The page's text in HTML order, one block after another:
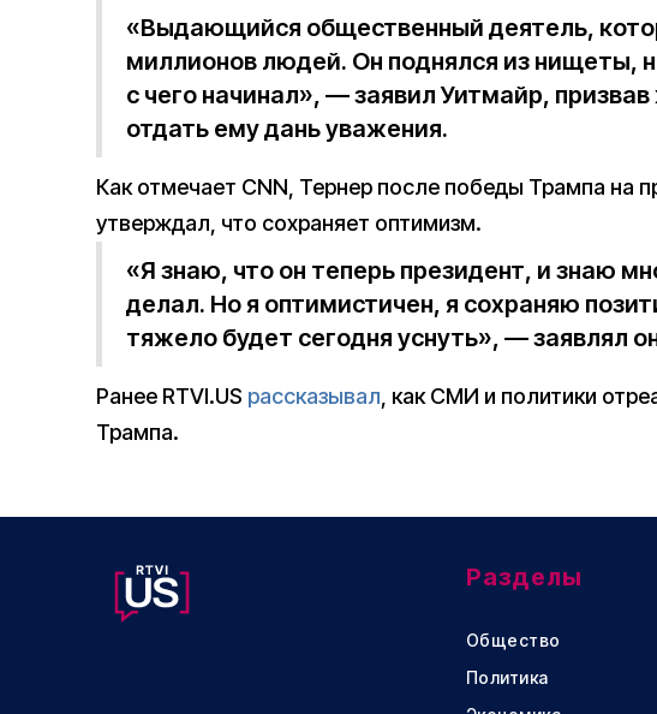
«Выдающийся общественный деятель,
миллионов людей. Он поднялся из нищеты,
с чего начинал», — заявил Уитмайр,
отдать ему дань уважения.
Как отмечает CNN, Тернер после победы Трампа на
утверждал, что сохраняет оптимизм.
«Я знаю, что он теперь президент, и знаю
делал. Но я оптимистичен, я сохраняю
тяжело будет сегодня уснуть», — заявлял
Ранее RTVI.US рассказывал, как СМИ и политики
Трампа.
Разделы
Общество
Политика